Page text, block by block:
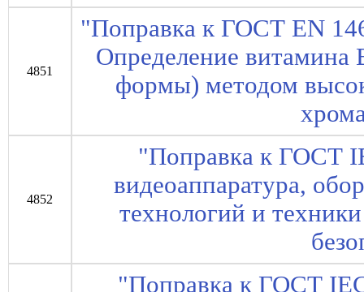
4851
"Поправка к ГОСТ EN
Определение витамина
формы) методом
4852
"Поправка к ГОСТ
видеоаппаратура,
технологий и
"Поправка к ГОСТ